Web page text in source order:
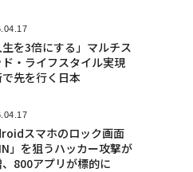
生を3倍にする」マルチス
ド・ライフスタイル実現
で先を行く日本
スマホのロック画面
」を狙うハッカー攻撃が
800アプリが標的に